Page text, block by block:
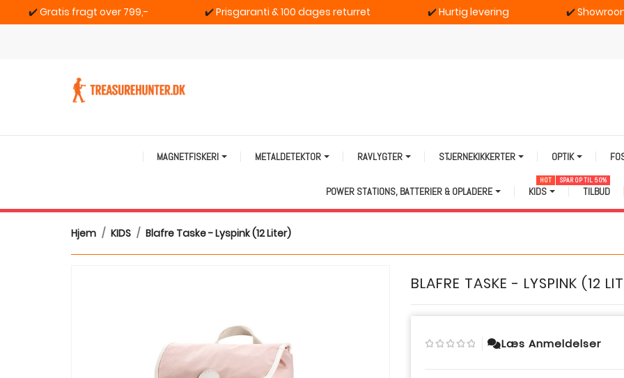
✔️Gratis fragt over 799,- ✔️Prisgaranti & 100 dages returret ✔️Hurtig levering ✔️
MAGNETFISKERI METALDETEKTOR RAVLYGTER STJERNEKIKKERTER OPTIK
POWER STATIONS, BATTERIER & OPLADERE KIDS
HOT
TILBUD
SPAR OP TIL 50%
Hjem KIDS Blafre Taske - Lyspink (12 Liter)
BLAFRE TASKE - LYSPINK (12
Læs Anmeldelser